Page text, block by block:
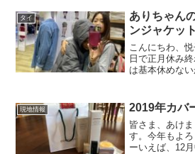
た。こんなこ
モデルに選ば
タイ
ありちゃん
ンジャケッ
こんにちわ、
日で正月休み
は基本休めな
好き。ありちゃ
え、毎日６時
現地情報 2019年カバ
皆さま、あけ
す。今年もよ
ーいえば、12